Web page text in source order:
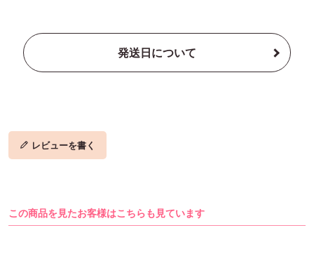
発送日について
レビューを書く
この商品を見たお客様はこちらも見ています